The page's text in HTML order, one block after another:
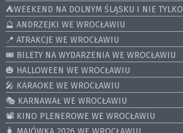
⛺️WEEKEND NA DOLNYM ŚLĄSKU I NIE TYLKO
🔮 ANDRZEJKI WE WROCŁAWIU
📍 ATRAKCJE WE WROCŁAWIU
🎟️ BILETY NA WYDARZENIA WE WROCŁAWIU
🎃 HALLOWEEN WE WROCŁAWIU
🎤 KARAOKE WE WROCŁAWIU
🎭 KARNAWAŁ WE WROCŁAWIU
📽️ KINO PLENEROWE WE WROCŁAWIU